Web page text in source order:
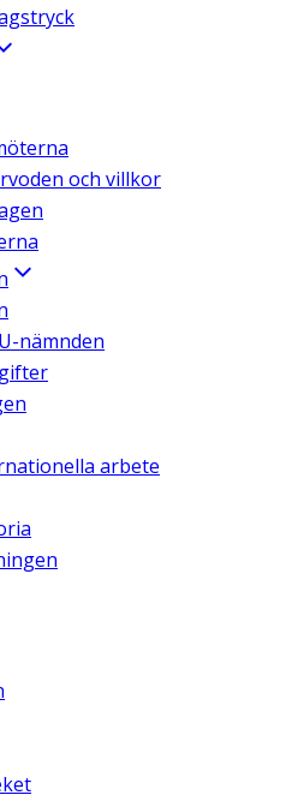
och villkor
nämnden
arbete